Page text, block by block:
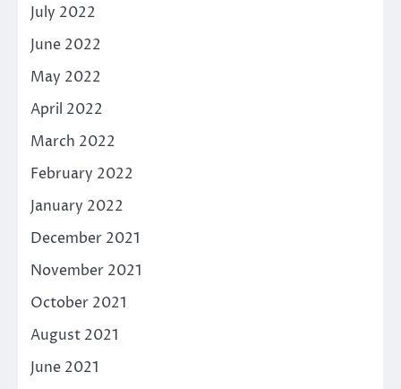
July 2022
June 2022
May 2022
April 2022
March 2022
February 2022
January 2022
December 2021
November 2021
October 2021
August 2021
June 2021